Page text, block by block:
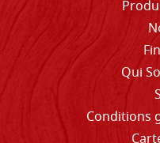
Qui
Conditions